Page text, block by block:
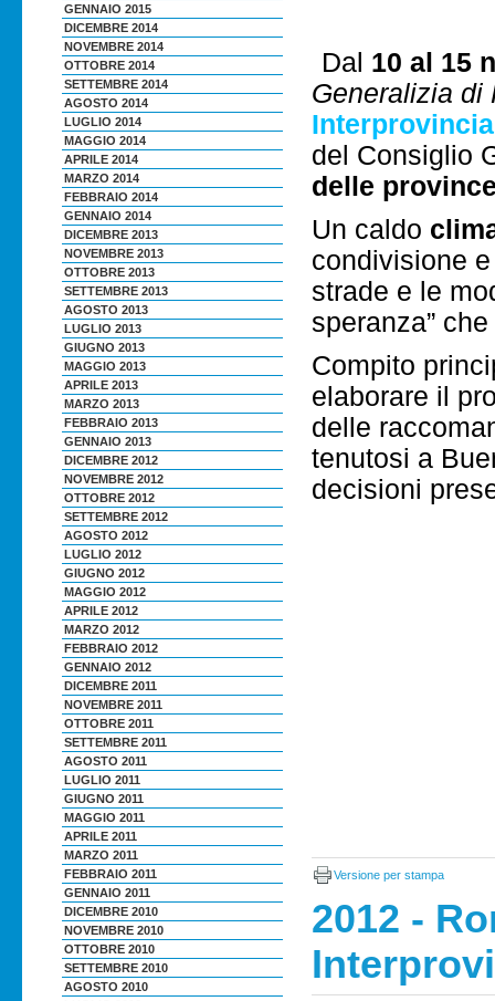
GENNAIO 2015
DICEMBRE 2014
NOVEMBRE 2014
OTTOBRE 2014
SETTEMBRE 2014
AGOSTO 2014
LUGLIO 2014
MAGGIO 2014
APRILE 2014
MARZO 2014
FEBBRAIO 2014
GENNAIO 2014
DICEMBRE 2013
NOVEMBRE 2013
OTTOBRE 2013
SETTEMBRE 2013
AGOSTO 2013
LUGLIO 2013
GIUGNO 2013
MAGGIO 2013
APRILE 2013
MARZO 2013
FEBBRAIO 2013
GENNAIO 2013
DICEMBRE 2012
NOVEMBRE 2012
OTTOBRE 2012
SETTEMBRE 2012
AGOSTO 2012
LUGLIO 2012
GIUGNO 2012
MAGGIO 2012
APRILE 2012
MARZO 2012
FEBBRAIO 2012
GENNAIO 2012
DICEMBRE 2011
NOVEMBRE 2011
OTTOBRE 2011
SETTEMBRE 2011
AGOSTO 2011
LUGLIO 2011
GIUGNO 2011
MAGGIO 2011
APRILE 2011
MARZO 2011
FEBBRAIO 2011
GENNAIO 2011
DICEMBRE 2010
NOVEMBRE 2010
OTTOBRE 2010
SETTEMBRE 2010
AGOSTO 2010
Dal 10 al 15
Generalizia di
del Consiglio
delle
Un caldo
condivisione
strade e le
speranza”
Compito
elaborare il
delle
tenutosi a
decisioni
Versione per stampa
2012 -